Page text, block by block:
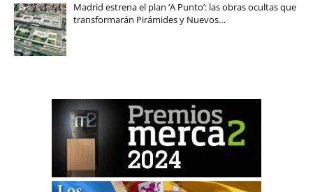
Madrid estrena el plan ‘A Punto’: las obras ocultas que
transformarán Pirámides y Nuevos…